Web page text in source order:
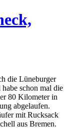
die Lüneburger
schon mal die
80 Kilometer in
abgelaufen.
mit Rucksack
aus Bremen.